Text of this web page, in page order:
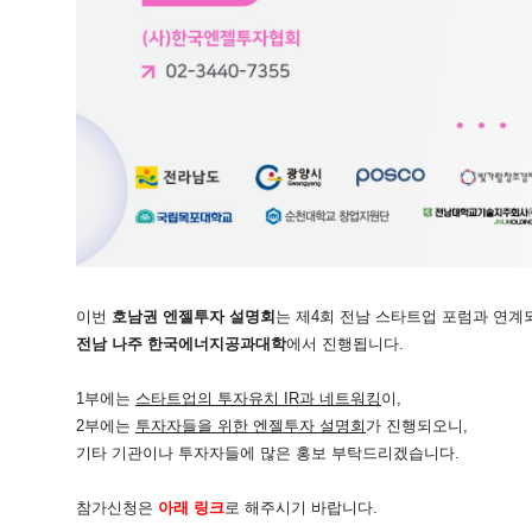
이번 호남권 엔젤투자 설명회 는 제4회 전남 스타트업 포럼과 연계
전남 나주 한국에너지공과대학에서 진행됩니다.
1부에는 스타트업의 투자유치 IR과 네트워킹 이,
2부에는 투자자들을 위한 엔젤투자 설명회 가 진행되오니,
기타 기관이나 투자자들에 많은 홍보 부탁드리겠습니다.
참가신청은 아래 링크로 해주시기 바랍니다.